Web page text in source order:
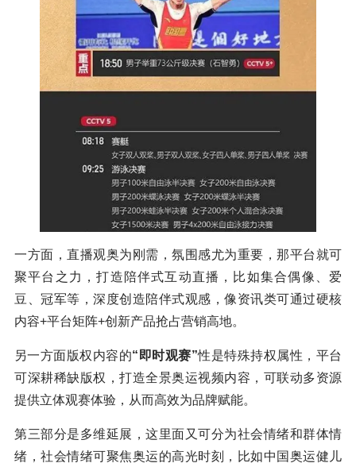
一方面，直播观奥为刚需，氛围感尤为重要，那平台就可
聚平台之力，打造陪伴式互动直播，比如集合偶像、爱
豆、冠军等，深度创造陪伴式观感，像资讯类可通过硬核
内容+平台矩阵+创新产品抢占营销高地。
另一方面版权内容的“即时观赛”性是特殊持权属性，平台
可深耕稀缺版权，打造全景奥运视频内容，可联动多资源
提供立体观赛体验，从而高效为品牌赋能。
第三部分是多维延展，这里面又可分为社会情绪和群体情
绪，社会情绪可聚焦奥运的高光时刻，比如中国奥运健儿